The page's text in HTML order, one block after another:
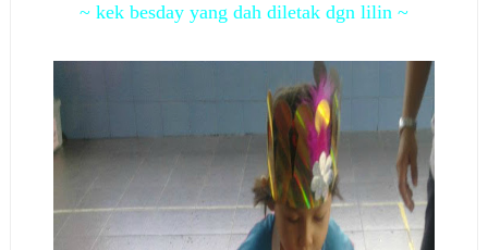
~ kek besday yang dah diletak dgn lilin ~